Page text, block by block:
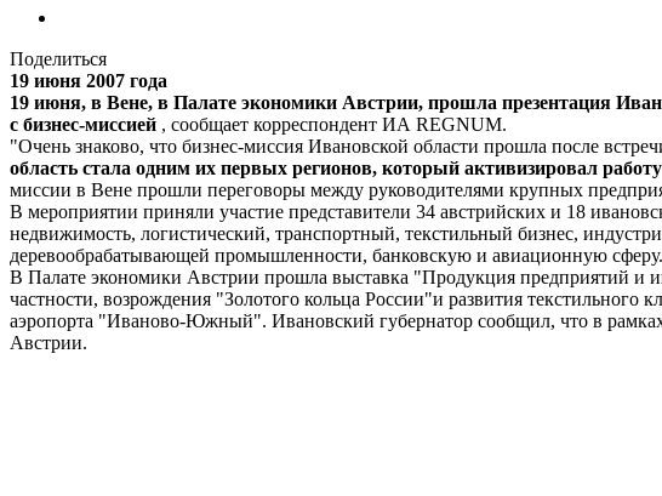
Поделиться
19 июня 2007 года
19 июня, в Вене, в Палате экономики Австрии, прошла презентация
с бизнес-миссией , сообщает корреспондент ИА REGNUM.
"Очень знаково, что бизнес-миссия Ивановской области прошла после
область стала одним их первых регионов, который активизировал
миссии в Вене прошли переговоры между руководителями крупных
В мероприятии приняли участие представители 34 австрийских и 18
недвижимость, логистический, транспортный, текстильный бизнес,
деревообрабатывающей промышленности, банковскую и авиационную сферу.
В Палате экономики Австрии прошла выставка "Продукция предприятий и
частности, возрождения "Золотого кольца России"и развития
аэропорта "Иваново-Южный". Ивановский губернатор сообщил, что в
Австрии.